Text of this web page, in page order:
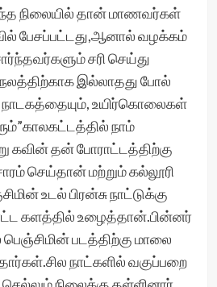
நிலையில் தான் மாணவர்கள்
பேசப்பட்டது,ஆனால் வழக்கம்
சரி செய்து
இல்லாதது போல்
உயிர்கொலைகள்
நாம்
கவின் தன் போராட்டத்திற்கு
செய்தான் மற்றும் கல்லூரி
உடல் பிரன்சு நாட்டுக்கு
களத்தில் உழைத்தான்.பின்னர்
படத்திற்கு மாலை
நாட்களில் வகுப்பறை